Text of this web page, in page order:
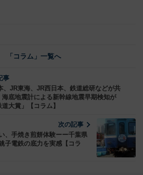
「コラム」一覧へ
事
、JR東海、JR西日本、鉄道総研などが共
底地震計による新幹線地震早期検知が
道大賞」【コラム】
次の記事
、手焼き煎餅体験ーー千葉県
電鉄の底力を実感【コラ